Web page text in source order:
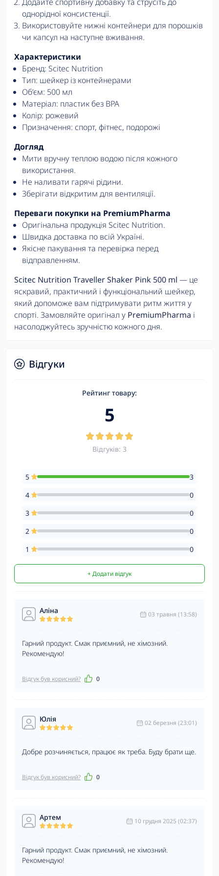
однорідної консистенції.
Використовуйте нижні контейнери для порошків
чи капсул на наступне вживання.
Характеристики
Бренд: Scitec Nutrition
Тип: шейкер із контейнерами
Об’єм: 500 мл
Матеріал: пластик без BPA
Колір: рожевий
Призначення: спорт, фітнес, подорожі
Догляд
Мити вручну теплою водою після кожного
використання.
Не наливати гарячі рідини.
Зберігати відкритим для вентиляції.
Переваги покупки на PremiumPharma
Оригінальна продукція Scitec Nutrition.
Швидка доставка по всій Україні.
Якісне пакування та перевірка перед
відправленням.
Scitec Nutrition Traveller Shaker Pink 500 ml — це
яскравий, практичний і функціональний шейкер,
який допоможе вам підтримувати ритм життя у
спорті. Замовляйте оригінал у PremiumPharma і
насолоджуйтесь зручністю кожного дня.
Відгуки
Рейтинг товару:
5
Відгуків: 3
5
3
4
0
3
0
2
0
1
0
+ Додати відгук
Аліна 03 травня (13:58)
Гарний продукт. Смак приємний, не хімозний.
Рекомендую!
Відгук був корисний? 0
Юлія 02 березня (23:01)
Добре розчиняється, працює як треба. Буду брати ще.
Відгук був корисний? 0
Артем 10 грудня 2025 (02:37)
Гарний продукт. Смак приємний, не хімозний.
Рекомендую!